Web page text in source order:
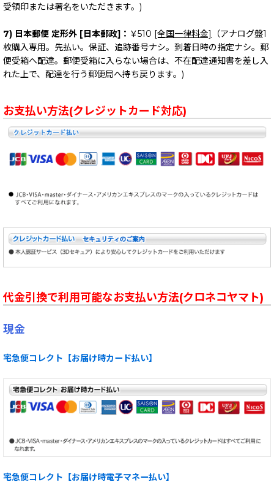
受領印または署名をいただきます。)
7) 日本郵便 定形外 [日本郵政]： ￥510 [全国一律料金]
（アナログ盤1
枚購入専用。先払い。保証、追跡番号ナシ。到着日時の指定ナシ。郵
便受箱へ配達。郵便受箱に入らない場合は、不在配達通知書を差し入
れた上で、配達を行う郵便局へ持ち戻ります。)
お支払い方法(クレジットカード対応)
代金引換で利用可能なお支払い方法(クロネコヤマト)
現金
宅急便コレクト【お届け時カード払い】
宅急便コレクト【お届け時電子マネー払い】